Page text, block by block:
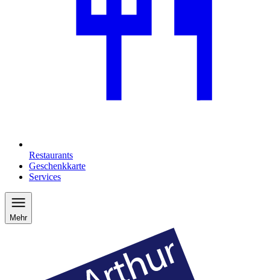
Restaurants
Geschenkkarte
Services
Mehr